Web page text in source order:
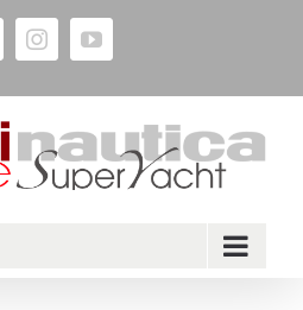
FacebookInstagramYouTube